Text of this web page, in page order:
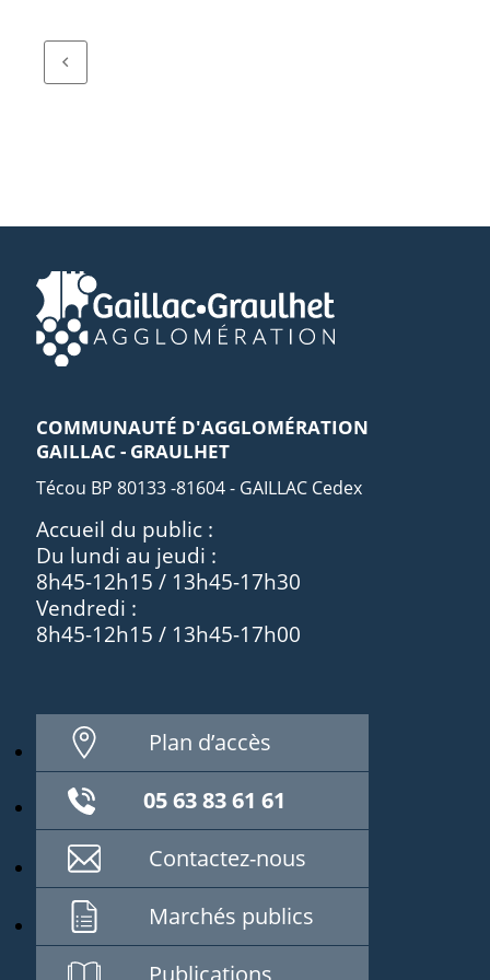
COMMUNAUTÉ D'AGGLOMÉRATION
GAILLAC - GRAULHET
Técou BP 80133 -81604 - GAILLAC Cedex
Accueil du public :
Du lundi au jeudi :
8h45-12h15 / 13h45-17h30
Vendredi :
8h45-12h15 / 13h45-17h00
Plan d’accès
05 63 83 61 61
Contactez-nous
Marchés publics
Publications